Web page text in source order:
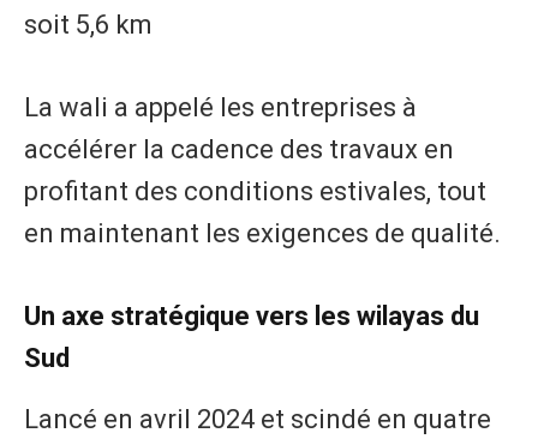
soit 5,6 km
La wali a appelé les entreprises à
accélérer la cadence des travaux en
profitant des conditions estivales, tout
en maintenant les exigences de qualité.
Un axe stratégique vers les wilayas du
Sud
Lancé en avril 2024 et scindé en quatre